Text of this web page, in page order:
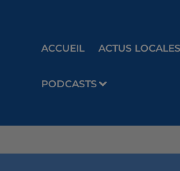
ACCUEIL ACTUS LOCALES
PODCASTS